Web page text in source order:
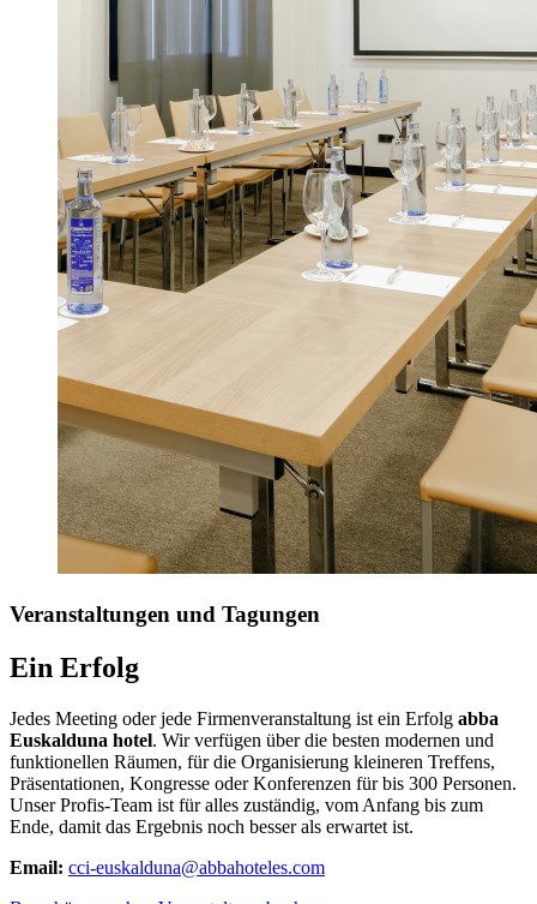
Veranstaltungen und Tagungen
Ein Erfolg
Jedes Meeting oder jede Firmenveranstaltung ist ein Erfolg abba
Euskalduna hotel. Wir verfügen über die besten modernen und
funktionellen Räumen, für die Organisierung kleineren Treffens,
Präsentationen, Kongresse oder Konferenzen für bis 300 Personen.
Unser Profis-Team ist für alles zuständig, vom Anfang bis zum
Ende, damit das Ergebnis noch besser als erwartet ist.
Email: cci-euskalduna@abbahoteles.com